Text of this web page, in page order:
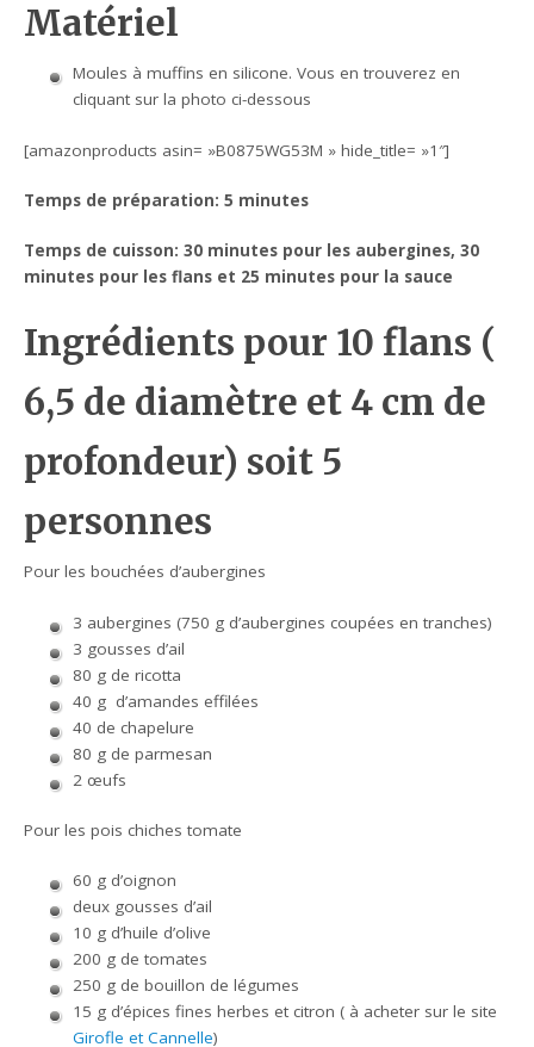
Matériel
Moules à muffins en silicone. Vous en trouverez en
cliquant sur la photo ci-dessous
[amazonproducts asin= »B0875WG53M » hide_title= »1″]
Temps de préparation: 5 minutes
Temps de cuisson: 30 minutes pour les aubergines, 30
minutes pour les flans et 25 minutes pour la sauce
Ingrédients pour 10 flans (
6,5 de diamètre et 4 cm de
profondeur) soit 5
personnes
Pour les bouchées d’aubergines
3 aubergines (750 g d’aubergines coupées en tranches)
3 gousses d’ail
80 g de ricotta
40 g d’amandes effilées
40 de chapelure
80 g de parmesan
2 œufs
Pour les pois chiches tomate
60 g d’oignon
deux gousses d’ail
10 g d’huile d’olive
200 g de tomates
250 g de bouillon de légumes
15 g d’épices fines herbes et citron ( à acheter sur le site
Girofle et Cannelle)